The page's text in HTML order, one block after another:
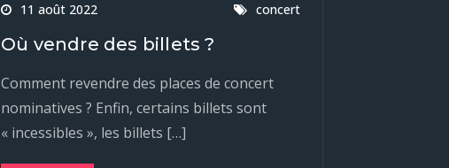
11 août 2022 concert
Où vendre des billets ?
Comment revendre des places de concert
nominatives ? Enfin, certains billets sont
« incessibles », les billets […]